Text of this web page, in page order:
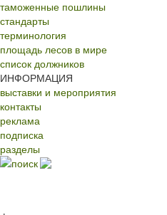
таможенные пошлины
стандарты
терминология
площадь лесов в мире
список должников
ИНФОРМАЦИЯ
выставки и мероприятия
контакты
реклама
подписка
разделы
поиск